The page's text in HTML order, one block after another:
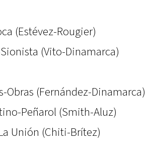
(Estévez-Rougier)
(Vito-Dinamarca)
Obras (Fernández-Dinamarca)
Peñarol (Smith-Aluz)
Unión (Chiti-Brítez)